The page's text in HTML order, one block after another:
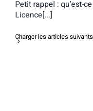
Petit rappel : qu’est-
Licence[...]
Charger les articles suivants